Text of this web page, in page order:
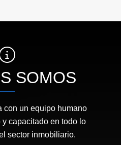
SOMOS
con un equipo humano
capacitado en todo lo
sector inmobiliario.